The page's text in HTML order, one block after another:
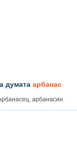
думата арбанас
арбанасин.